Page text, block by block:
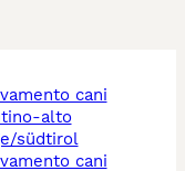
alto
südtirol